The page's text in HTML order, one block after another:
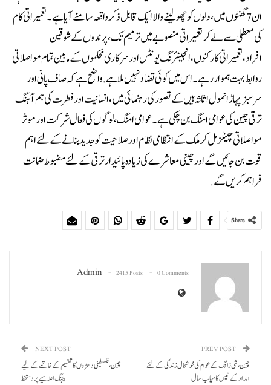
ان 7 گھنٹوں میں، دلوں کو چھولینے والا ایک قابل ذکر واقعہ سامنے آیا ہے۔تعمیراتی کام
کی معطلی سے لے کر تعمیراتی منصوبے میں ترمیم تک، پرندوں کے شوقین
افراد،تعمیراتی کارکنوں، انجینئرنگ یونٹس اور سرکاری محکموں کے مابین تمام مواصلاتی
روابط بہت ہموار رہے۔اس میں کوئی تضاد نہیں ملا ہے. واضح ہے کہ صاف پانی اور
سرسبز پہاڑ انمول اثاثہ ہیں کے تصور کی رہنمائی میں ، انسانیت اور فطرت کی ہم آہنگ
ترقی چین کی عوامی امنگ بن چکی ہے۔ عوامی امنگ ،لوگوں کی فعال شرکت اور موثر
مواصلاتی چینلز مل کر ملک کے انتظامی نظام اور صلاحیت کو جدید بنانے کے لئے اہم
قوت بن جائیں گے اور چینی معاشرے کی زیادہ پائیدار ترقی کے لئے مضبوط ضمانت
فراہم کریں گے.
Share
Admin 2415 Posts 0 Comments
چین، شی زانگ کے عوام کی خوشحال زندگی کے لئے
امداد کے تیس کامیاب سال
NEXT POST
چین، فلسطینی دھڑوں کا تقسیم کے خاتمے کے لیے
بیجنگ اعلامیے پر دستخط